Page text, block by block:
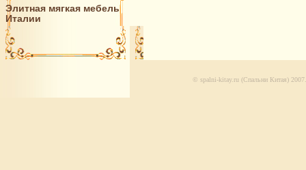
Элитная мягкая мебель
Италии
© spalni-kitay.ru (Спальни Китая) 2007.